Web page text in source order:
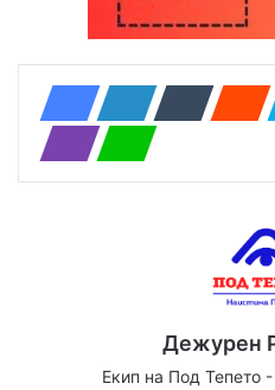
Дежурен
Екип на Под Тепето